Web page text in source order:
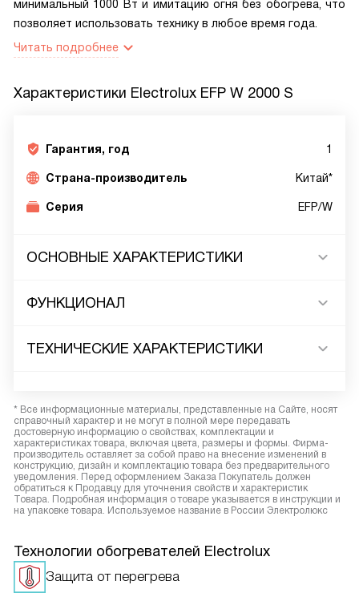
минимальный 1000 Вт и имитацию огня без обогрева, что
позволяет использовать технику в любое время года.
Читать подробнее
Характеристики Electrolux EFP W 2000 S
Гарантия, год 1
Страна-производитель Китай*
Серия EFP/W
ОСНОВНЫЕ ХАРАКТЕРИСТИКИ
ФУНКЦИОНАЛ
ТЕХНИЧЕСКИЕ ХАРАКТЕРИСТИКИ
* Все информационные материалы, представленные на Сайте, носят
справочный характер и не могут в полной мере передавать
достоверную информацию о свойствах, комплектации и
характеристиках товара, включая цвета, размеры и формы. Фирма-
производитель оставляет за собой право на внесение изменений в
конструкцию, дизайн и комплектацию товара без предварительного
уведомления. Перед оформлением Заказа Покупатель должен
обратиться к Продавцу для уточнения свойств и характеристик
Товара. Подробная информация о товаре указывается в инструкции и
на упаковке товара. Используемое название в России Электролюкс
Технологии обогревателей Electrolux
Защита от перегрева